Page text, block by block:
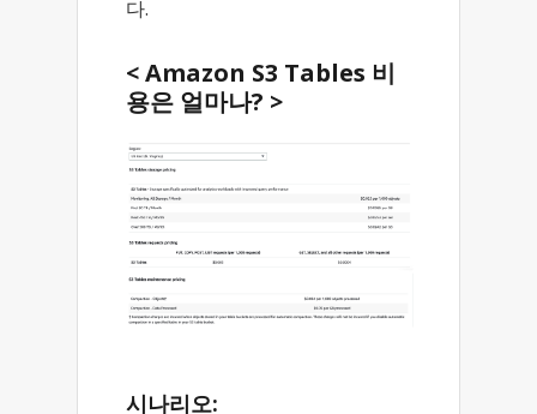
다.
< Amazon S3 Tables 비
용은 얼마나? >
시나리오: